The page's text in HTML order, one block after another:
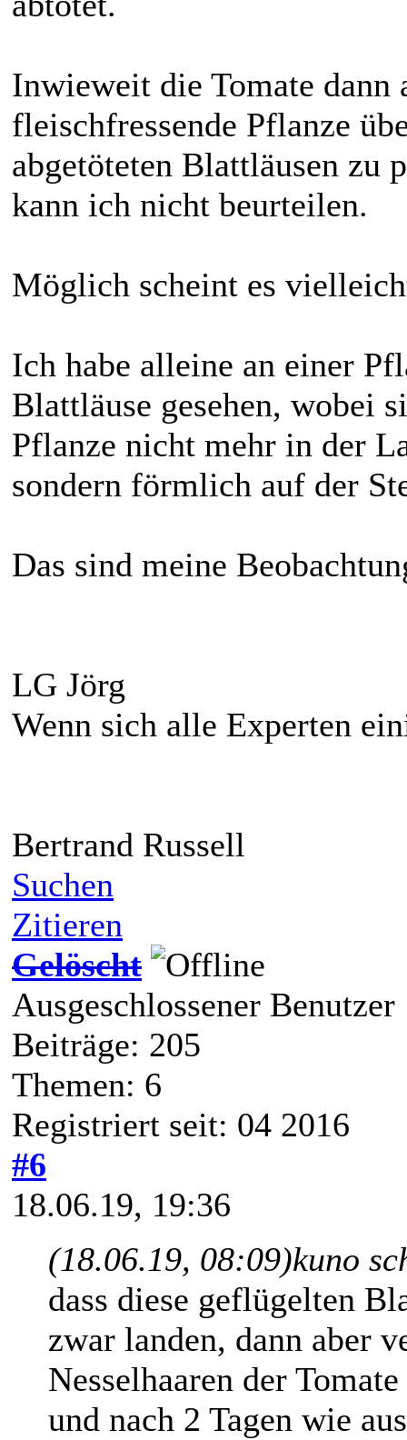
Inwieweit die Tomate dann
fleischfressende Pflanze
abgetöteten Blattläusen zu
kann ich nicht beurteilen.
Möglich scheint es
Ich habe alleine an einer
Blattläuse gesehen, wobei
Pflanze nicht mehr in der
sondern förmlich auf der
Das sind meine
LG Jörg
Wenn sich alle Experten
Bertrand Russell
Suchen
Zitieren
Gelöscht
Ausgeschlossener Benutzer
Beiträge: 205
Themen: 6
Registriert seit: 04 2016
#6
18.06.19, 19:36
(18.06.19, 08:09)kuno
dass diese geflügelten
zwar landen, dann aber
Nesselhaaren der
und nach 2 Tagen wie